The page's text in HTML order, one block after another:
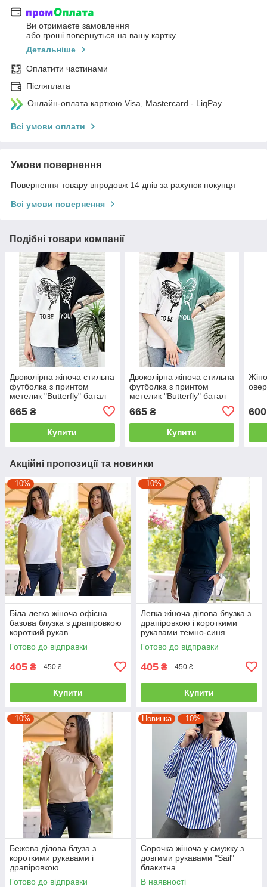
Ви отримаєте замовлення
або гроші повернуться на вашу картку
Детальніше
Оплатити частинами
Післяплата
Онлайн-оплата карткою Visa, Mastercard - LiqPay
Всі умови оплати
Умови повернення
Повернення товару впродовж 14 днів за рахунок покупця
Всі умови повернення
Подібні товари компанії
Двоколірна жіноча стильна
футболка з принтом
метелик "Butterfly" батал
665 ₴
Купити
Двоколірна жіноча стильна
футболка з принтом
метелик "Butterfly" батал
665₴
Купити
600
Акційні пропозиції та новинки
–10%
Біла легка жіноча офісна
базова блузка з драпіровкою
короткий рукав
Готово до відправки
405 ₴ 450 ₴
Купити
–10%
Легка жіноча ділова блузка з
драпіровкою і короткими
рукавами темно-синя
Готово до відправки
405 ₴ 450 ₴
Купити
–10%
Бежева ділова блуза з
короткими рукавами і
драпіровкою
Готово до відправки
Новинка –10%
Сорочка жіноча у смужку з
довгими рукавами "Sail"
блакитна
В наявності